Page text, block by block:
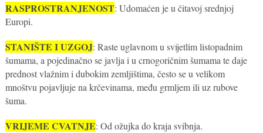
RASPROSTRANJENOST: Udomaćen je u čitavoj srednjoj
Europi.
STANIŠTE I UZGOJ: Raste uglavnom u svijetlim listopadnim
šumama, a pojedinačno se javlja i u crnogoričnim šumama te daje
prednost vlažnim i dubokim zemljištima, često se u velikom
mnoštvu pojavljuje na krčevinama, među grmljem ili uz rubove
šuma.
VRIJEME CVATNJE: Od ožujka do kraja svibnja.